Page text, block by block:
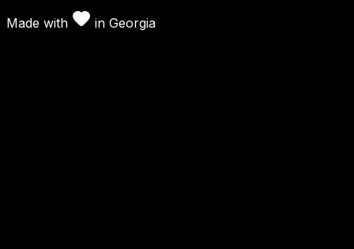
Made with in Georgia